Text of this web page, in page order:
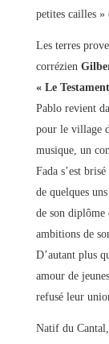
petites cailles »
Les terres
corrézien
« Le
Pablo revient
pour le village
musique, un
Fada s’est
de quelques
de son diplôme
ambitions de
D’autant plus
amour de
refusé leur
Natif du Cantal,